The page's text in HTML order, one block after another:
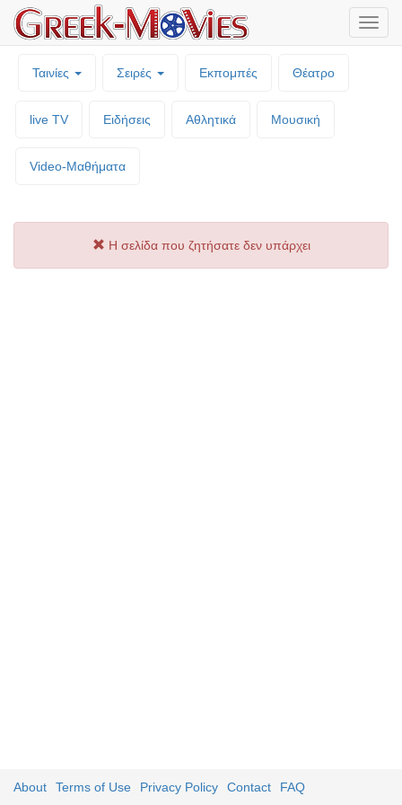
Ταινίες Σειρές Εκπομπές Θέατρο
live TV Ειδήσεις Αθλητικά Μουσική
Video-Mαθήματα
Η σελίδα που ζητήσατε δεν υπάρχει
About Terms of Use Privacy Policy Contact FAQ